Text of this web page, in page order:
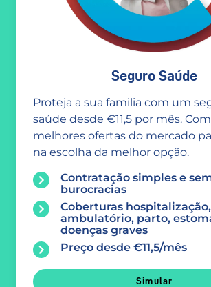
Seguro Saúde
Proteja a sua familia com um
saúde desde €11,5 por mês.
melhores ofertas do mercado
na escolha da melhor opção.
Contratação simples e
burocracias
Coberturas hospitalização,
ambulatório, parto,
doenças graves
Preço desde €11,5/mês
Simular